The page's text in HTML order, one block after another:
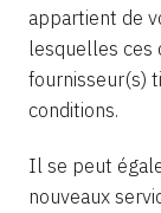
appartient de
lesquelles ces
fournisseur(s)
conditions.
Il se peut
nouveaux